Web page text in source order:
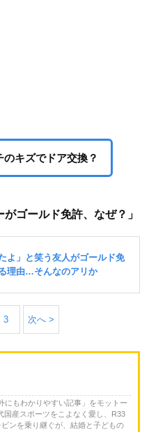
キズでドア交換？
ゴールド免許、なぜ？」
3 次へ >
にもわかりやすい記事」をモットー
国産スポーツをこよなく愛し、R33
ンを乗り継ぐが、結婚と子どもの